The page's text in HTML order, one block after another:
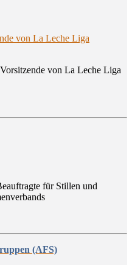
von La Leche Liga
für Stillen und
(AFS)